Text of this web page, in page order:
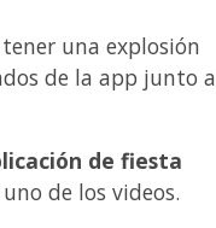
una explosión
de la app junto a
de fiesta
de los videos.